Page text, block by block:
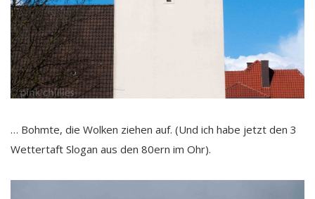
… Bohmte, die Wolken ziehen auf. (Und ich habe jetzt den 3
Wettertaft Slogan aus den 80ern im Ohr).